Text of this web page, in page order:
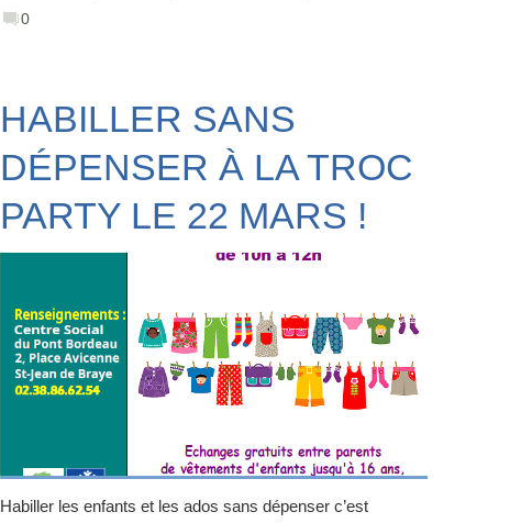
0
HABILLER SANS
DÉPENSER À LA TROC
PARTY LE 22 MARS !
Habiller les enfants et les ados sans dépenser c’est